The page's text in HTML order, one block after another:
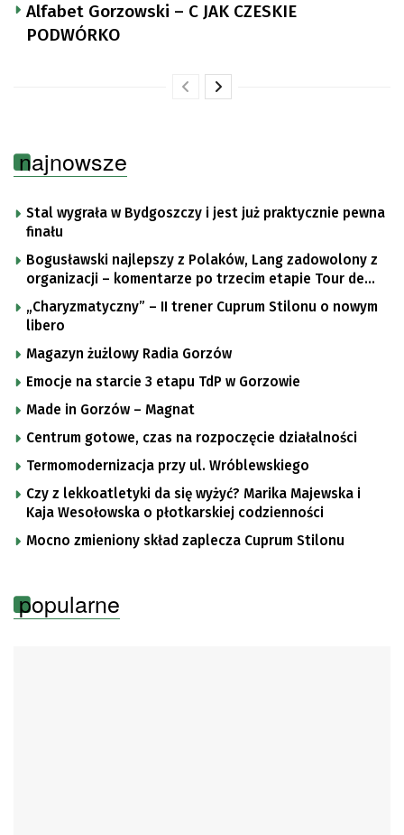
Alfabet Gorzowski – C JAK CZESKIE
PODWÓRKO
najnowsze
Stal wygrała w Bydgoszczy i jest już praktycznie pewna
finału
Bogusławski najlepszy z Polaków, Lang zadowolony z
organizacji – komentarze po trzecim etapie Tour de
Pologne
„Charyzmatyczny” – II trener Cuprum Stilonu o nowym
libero
Magazyn żużlowy Radia Gorzów
Emocje na starcie 3 etapu TdP w Gorzowie
Made in Gorzów – Magnat
Centrum gotowe, czas na rozpoczęcie działalności
Termomodernizacja przy ul. Wróblewskiego
Czy z lekkoatletyki da się wyżyć? Marika Majewska i
Kaja Wesołowska o płotkarskiej codzienności
Mocno zmieniony skład zaplecza Cuprum Stilonu
popularne